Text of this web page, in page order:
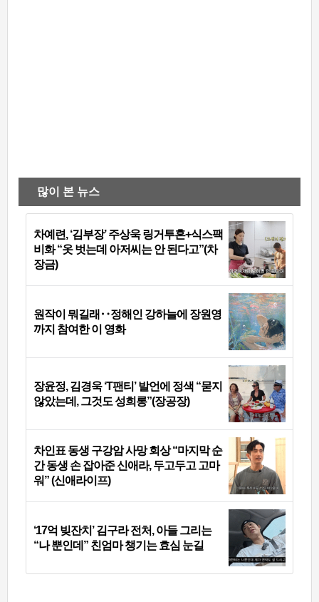
많이 본 뉴스
차예련, ‘김부장’ 주상욱 링거투혼+식스팩
비화 “옷 벗는데 아저씨는 안 된다고”(차
장금)
원작이 뭐길래‥정해인 강하늘에 장원영
까지 참여한 이 영화
장윤정, 김경욱 ‘T팬티’ 발언에 정색 “묻지
않았는데, 그것도 성희롱”(장공장)
차인표 동생 구강암 사망 회상 “마지막 순
간 동생 손 잡아준 신애라, 두고두고 고마
워” (신애라이프)
‘17억 빚잔치’ 김구라 전처, 아들 그리는
“나 뿐인데” 친엄마 챙기는 효심 눈길